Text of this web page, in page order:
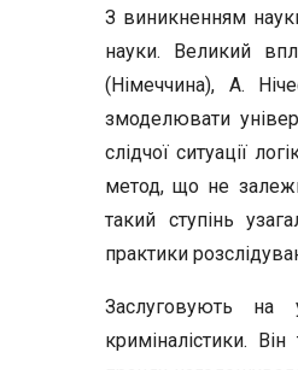
З виникненням
науки. Великий
(Німеччина), А.
змоделювати
слідчої ситуації
метод, що не
такий ступінь
практики
Заслуговують на
криміналістики.